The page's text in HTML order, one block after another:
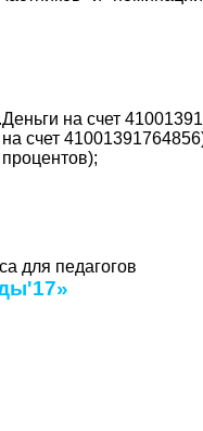
на счет
счет
для педагогов
»